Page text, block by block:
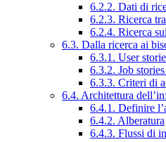
6.2.2. Dati di
6.2.3. Ricerca
6.2.4. Ricerca
6.3. Dalla ricerca ai
6.3.1. User
6.3.2. Job
6.3.3. Criteri di
6.4. Architettura
6.4.1. Definire
6.4.2. Alberatura
6.4.3. Flussi di